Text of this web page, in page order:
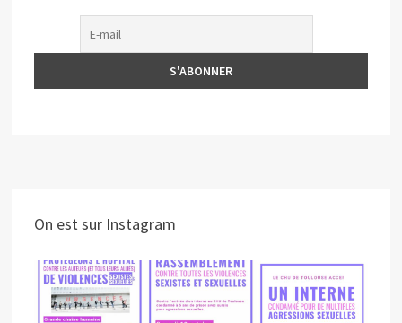
On est sur Instagram